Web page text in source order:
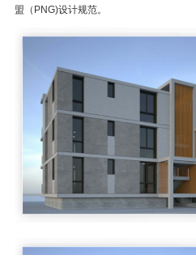
盟（PNG)设计规范。